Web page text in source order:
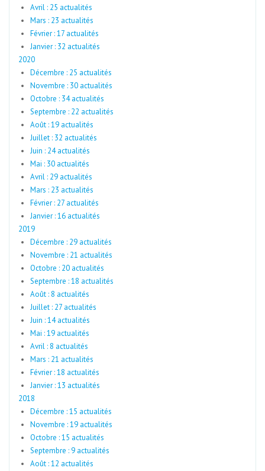
Avril : 25 actualités
Mars : 23 actualités
Février : 17 actualités
Janvier : 32 actualités
2020
Décembre : 25 actualités
Novembre : 30 actualités
Octobre : 34 actualités
Septembre : 22 actualités
Août : 19 actualités
Juillet : 32 actualités
Juin : 24 actualités
Mai : 30 actualités
Avril : 29 actualités
Mars : 23 actualités
Février : 27 actualités
Janvier : 16 actualités
2019
Décembre : 29 actualités
Novembre : 21 actualités
Octobre : 20 actualités
Septembre : 18 actualités
Août : 8 actualités
Juillet : 27 actualités
Juin : 14 actualités
Mai : 19 actualités
Avril : 8 actualités
Mars : 21 actualités
Février : 18 actualités
Janvier : 13 actualités
2018
Décembre : 15 actualités
Novembre : 19 actualités
Octobre : 15 actualités
Septembre : 9 actualités
Août : 12 actualités